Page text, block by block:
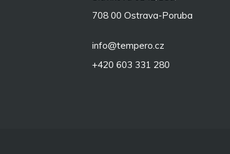
708 00 Ostrava-Poruba
info@tempero.cz
+420 603 331 280